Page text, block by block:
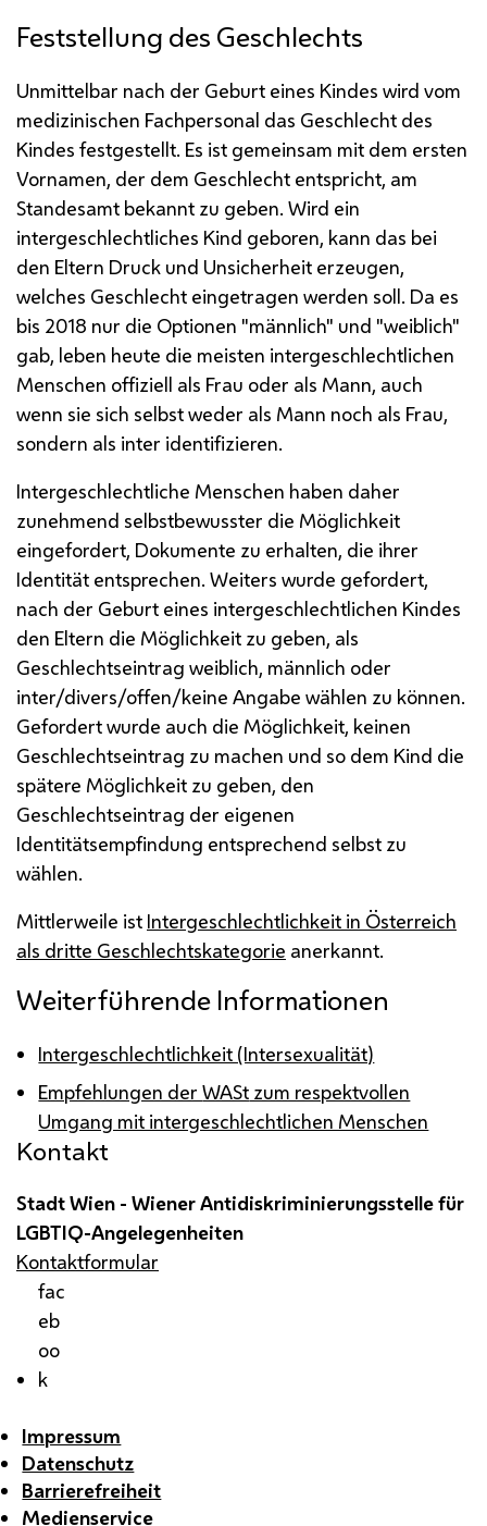
Feststellung des Geschlechts
Unmittelbar nach der Geburt eines Kindes wird vom
medizinischen Fachpersonal das Geschlecht des
Kindes festgestellt. Es ist gemeinsam mit dem ersten
Vornamen, der dem Geschlecht entspricht, am
Standesamt bekannt zu geben. Wird ein
intergeschlechtliches Kind geboren, kann das bei
den Eltern Druck und Unsicherheit erzeugen,
welches Geschlecht eingetragen werden soll. Da es
bis 2018 nur die Optionen "männlich" und "weiblich"
gab, leben heute die meisten intergeschlechtlichen
Menschen offiziell als Frau oder als Mann, auch
wenn sie sich selbst weder als Mann noch als Frau,
sondern als inter identifizieren.
Intergeschlechtliche Menschen haben daher
zunehmend selbstbewusster die Möglichkeit
eingefordert, Dokumente zu erhalten, die ihrer
Identität entsprechen. Weiters wurde gefordert,
nach der Geburt eines intergeschlechtlichen Kindes
den Eltern die Möglichkeit zu geben, als
Geschlechtseintrag weiblich, männlich oder
inter/divers/offen/keine Angabe wählen zu können.
Gefordert wurde auch die Möglichkeit, keinen
Geschlechtseintrag zu machen und so dem Kind die
spätere Möglichkeit zu geben, den
Geschlechtseintrag der eigenen
Identitätsempfindung entsprechend selbst zu
wählen.
Mittlerweile ist Intergeschlechtlichkeit in Österreich
als dritte Geschlechtskategorie anerkannt.
Weiterführende Informationen
Intergeschlechtlichkeit (Intersexualität)
Empfehlungen derWASt zum respektvollen
Umgang mit intergeschlechtlichen Menschen
Kontakt
Stadt Wien - Wiener Antidiskriminierungsstelle für
LGBTIQ-Angelegenheiten
Kontaktformular
fac
eb
oo
k
Impressum
Datenschutz
Barrierefreiheit
Medienservice